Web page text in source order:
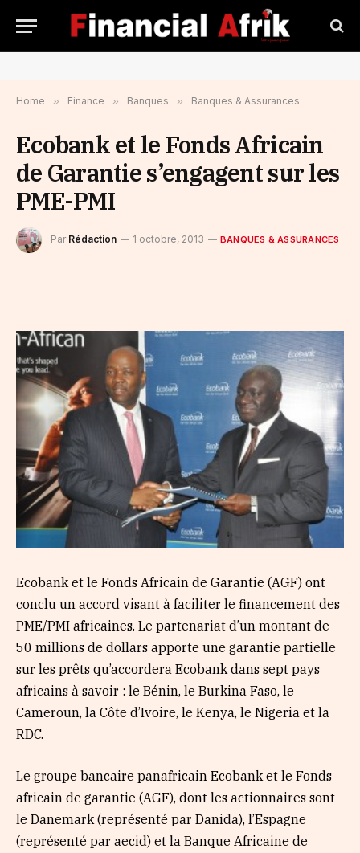
Home » Finance » Banques » Banques & Assurances
Ecobank et le Fonds Africain
de Garantie s’engagent sur les
PME-PMI
Par Rédaction 1 octobre, 2013 BANQUES & ASSURANCES
Ecobank et le Fonds Africain de Garantie (AGF) ont
conclu un accord visant à faciliter le financement des
PME/PMI africaines. Le partenariat d’un montant de
50 millions de dollars apporte une garantie partielle
sur les prêts qu’accordera Ecobank dans sept pays
africains à savoir : le Bénin, le Burkina Faso, le
Cameroun, la Côte d’Ivoire, le Kenya, le Nigeria et la
RDC.
Le groupe bancaire panafricain Ecobank et le Fonds
africain de garantie (AGF), dont les actionnaires sont
le Danemark (représenté par Danida), l’Espagne
(représenté par aecid) et la Banque Africaine de